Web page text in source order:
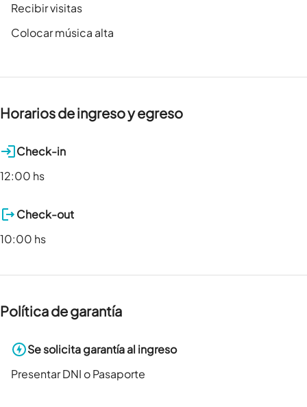
Recibir visitas
Colocar música alta
Horarios de ingreso y egreso
Check-in
12:00 hs
Check-out
10:00 hs
Política de garantía
Se solicita garantía al ingreso
Presentar DNI o Pasaporte